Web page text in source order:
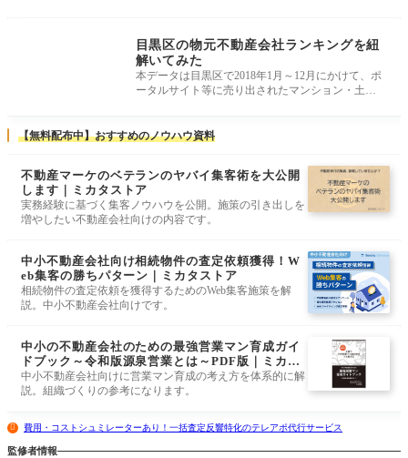
目黒区の物元不動産会社ランキングを紐
解いてみた
本データは目黒区で2018年1月～12月にかけて、ポ
ータルサイト等に売り出されたマンション・土
【無料配布中】おすすめのノウハウ資料
不動産マーケのベテランのヤバイ集客術を大公開
します｜ミカタストア
実務経験に基づく集客ノウハウを公開。施策の引き出しを
増やしたい不動産会社向けの内容です。
中小不動産会社向け相続物件の査定依頼獲得！W
eb集客の勝ちパターン｜ミカタストア
相続物件の査定依頼を獲得するためのWeb集客施策を解
説。中小不動産会社向けです。
中小の不動産会社のための最強営業マン育成ガイ
ドブック～令和版源泉営業とは～PDF版｜ミカタ
ストア
中小不動産会社向けに営業マン育成の考え方を体系的に解
説。組織づくりの参考になります。
費用・コストシュミレーターあり！一括査定反響特化のテレアポ代行サービス
監修者情報